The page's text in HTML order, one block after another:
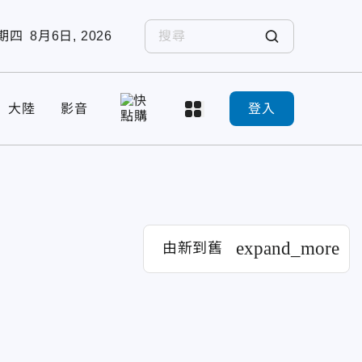
四 8月6日, 2026
大陸 影音 登入
由新到舊 expand_more